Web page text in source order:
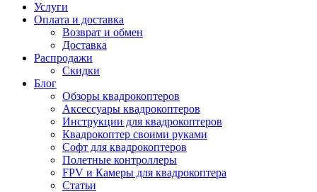
Услуги
Оплата и доставка
Возврат и обмен
Доставка
Распродажи
Скидки
Блог
Обзоры квадрокоптеров
Аксессуары квадрокоптеров
Инструкции для квадрокоптеров
Квадрокоптер своими руками
Софт для квадрокоптеров
Полетные контроллеры
FPV и Камеры для квадрокоптера
Статьи